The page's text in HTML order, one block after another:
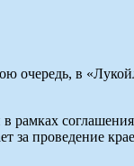
очередь, в
за проведение